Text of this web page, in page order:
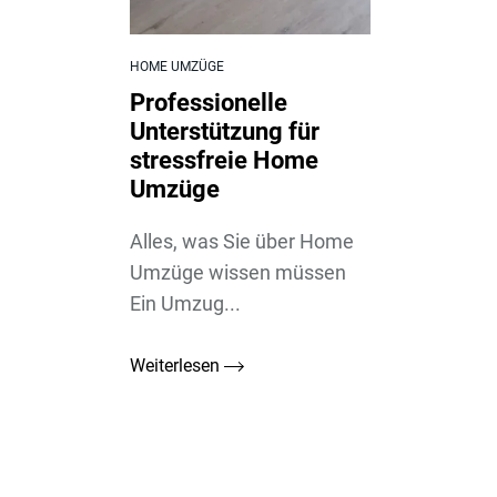
HOME UMZÜGE
Professionelle
Unterstützung für
stressfreie Home
Umzüge
Alles, was Sie über Home
Umzüge wissen müssen
Ein Umzug...
Weiterlesen